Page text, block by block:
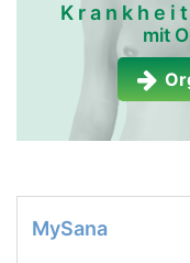
mit
MySana